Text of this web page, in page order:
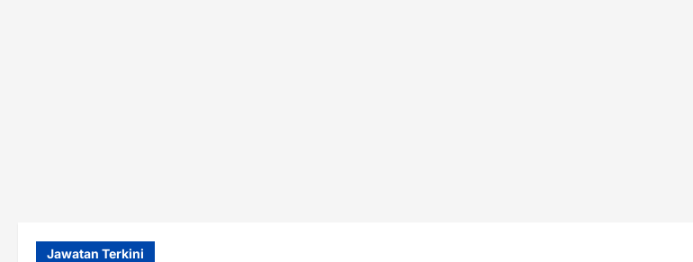
Jawatan Terkini